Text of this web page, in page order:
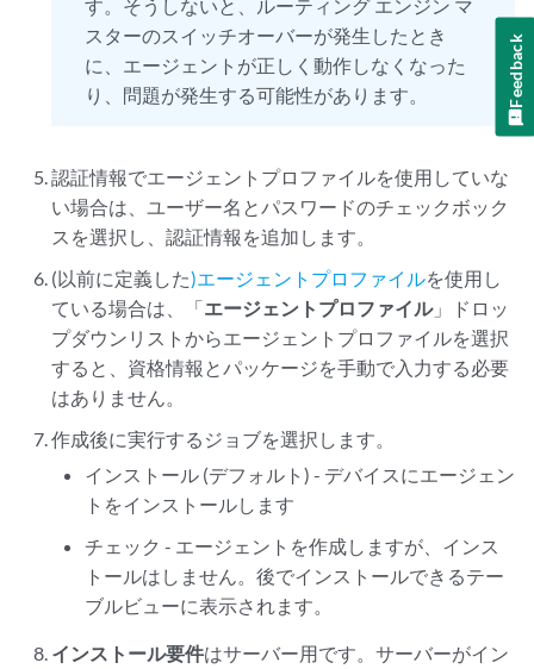
す。そうしないと、ルーティング エンジン マ
スターのスイッチオーバーが発生したとき
に、エージェントが正しく動作しなくなった
り、問題が発生する可能性があります。
認証情報でエージェントプロファイルを使用していな
い場合は、ユーザー名とパスワードのチェックボック
スを選択し、認証情報を追加します。
(以前に定義した)エージェントプロファイルを使用し
ている場合は、「エージェントプロファイル」ドロッ
プダウンリストからエージェントプロファイルを選択
すると、資格情報とパッケージを手動で入力する必要
はありません。
作成後に実行するジョブを選択します。
インストール (デフォルト) - デバイスにエージェン
トをインストールします
チェック - エージェントを作成しますが、インス
トールはしません。後でインストールできるテー
ブルビューに表示されます。
インストール要件はサーバー用です。サーバーがイン
Feedback